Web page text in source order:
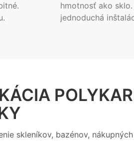
hmotnosť ako
jednoduchá
skleníkov, bazénov,